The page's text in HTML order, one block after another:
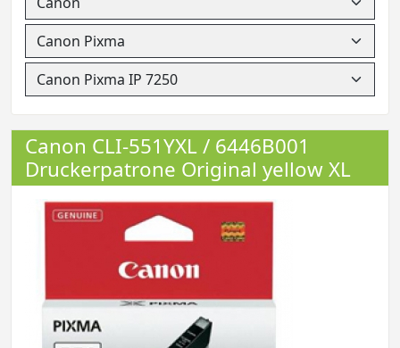
Canon CLI-551YXL / 6446B001
Druckerpatrone Original yellow XL